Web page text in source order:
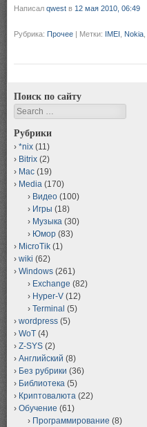
Написал qwest в 12 мая 2010, 06:49
Рубрика: Прочее | Метки: IMEI Nokia
Поиск по сайту
Search
Рубрики
*nix (11)
Bitrix (2)
Mac (19)
Media (170)
Видео (100)
Игры (18)
Музыка (30)
Юмор (83)
MicroTik (1)
wiki (62)
Windows (261)
Exchange (82)
Hyper-V (12)
Terminal (5)
wordpress (5)
WoT (4)
Z-SYS (2)
Английский (8)
Без рубрики (36)
Библиотека (5)
Криптовалюта (22)
Обучение (61)
Программирование (8)